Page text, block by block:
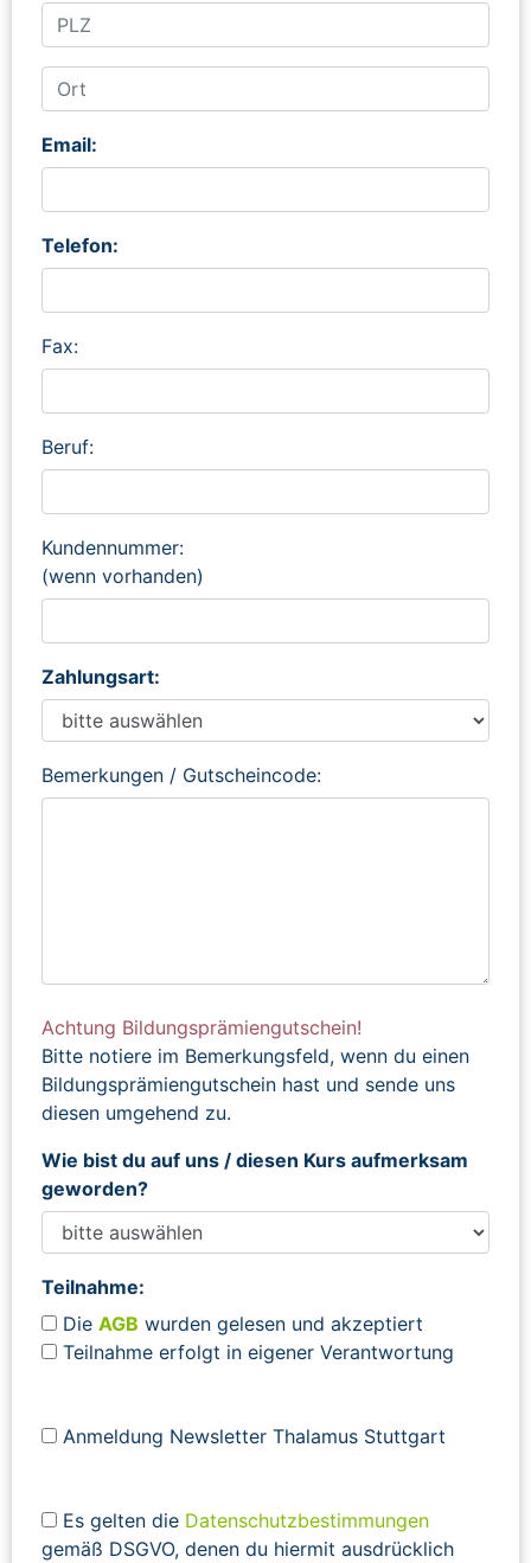
Email:
Telefon:
Fax:
Beruf:
Kundennummer:
(wenn vorhanden)
Zahlungsart:
Bemerkungen / Gutscheincode:
Achtung Bildungsprämiengutschein!
Bitte notiere im Bemerkungsfeld, wenn du einen
Bildungsprämiengutschein hast und sende uns
diesen umgehend zu.
Wie bist du auf uns / diesen Kurs aufmerksam
geworden?
Teilnahme:
Die AGB wurden gelesen und akzeptiert
Teilnahme erfolgt in eigener Verantwortung
Anmeldung Newsletter Thalamus Stuttgart
Es gelten die Datenschutzbestimmungen
gemäß DSGVO, denen du hiermit ausdrücklich